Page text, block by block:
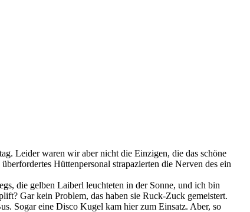
Leider waren wir aber nicht die Einzigen, die das schöne
Hüttenpersonal strapazierten die Nerven des ein
die gelben Laiberl leuchteten in der Sonne, und ich bin
Gar kein Problem, das haben sie Ruck-Zuck gemeistert.
Sogar eine Disco Kugel kam hier zum Einsatz. Aber, so